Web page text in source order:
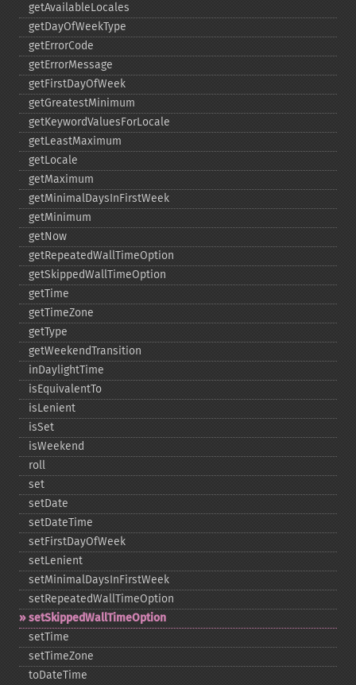
getAvailableLocales
getDayOfWeekType
getErrorCode
getErrorMessage
getFirstDayOfWeek
getGreatestMinimum
getKeywordValuesForLocale
getLeastMaximum
getLocale
getMaximum
getMinimalDaysInFirstWeek
getMinimum
getNow
getRepeatedWallTimeOption
getSkippedWallTimeOption
getTime
getTimeZone
getType
getWeekendTransition
inDaylightTime
isEquivalentTo
isLenient
isSet
isWeekend
roll
set
setDate
setDateTime
setFirstDayOfWeek
setLenient
setMinimalDaysInFirstWeek
setRepeatedWallTimeOption
setSkippedWallTimeOption
setTime
setTimeZone
toDateTime